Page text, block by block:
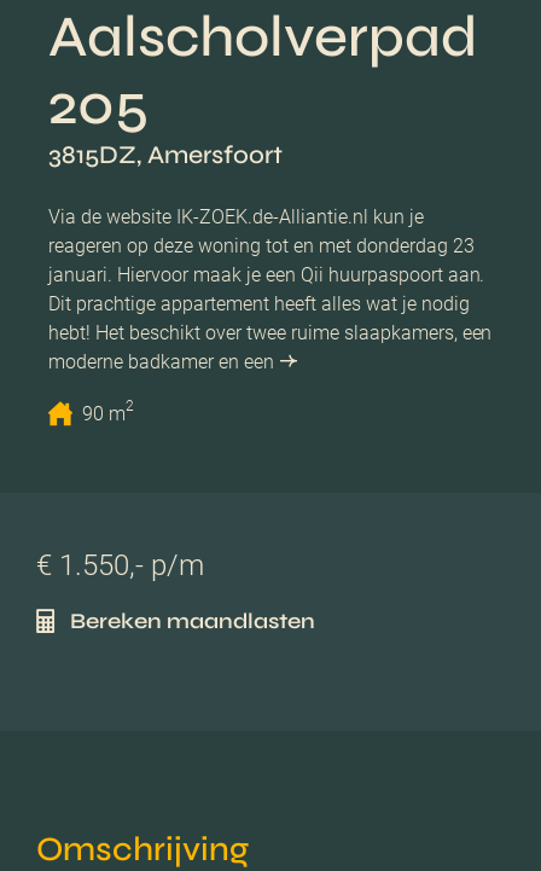
Aalscholverpad
205
3815DZ, Amersfoort
Via de website IK-ZOEK.de-Alliantie.nl kun je
reageren op deze woning tot en met donderdag 23
januari. Hiervoor maak je een Qii huurpaspoort aan.
Dit prachtige appartement heeft alles wat je nodig
hebt! Het beschikt over twee ruime slaapkamers, een
moderne badkamer en een
90 m2
€ 1.550,- p/m
Bereken maandlasten
Omschrijving